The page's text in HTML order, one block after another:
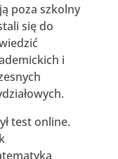
poza szkolny
się do
i
test online.